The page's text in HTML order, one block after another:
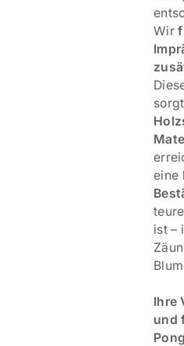
Wir
eine
ist –
Ihre
und